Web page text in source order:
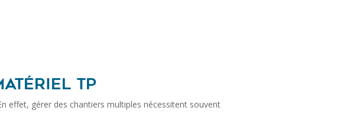
TP
effet, gérer des chantiers multiples nécessitent souvent